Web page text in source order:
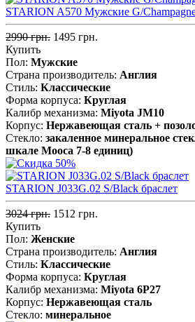
STARION A570 Мужские G/
2990 грн. 1495 грн.
Купить
Пол: Мужские
Страна производитель: Англия
Стиль: Классические
Форма корпуса: Круглая
Калибр механизма: Miyota JM10
Корпус: Нержавеющая сталь +
Стекло: закаленное минеральное
шкале Мооса 7-8 единиц)
STARION J033G.02 S/Black браслет
3024 грн. 1512 грн.
Купить
Пол: Женские
Страна производитель: Англия
Стиль: Классические
Форма корпуса: Круглая
Калибр механизма: Miyota 6P27
Корпус: Нержавеющая cталь
Стекло: минеральное